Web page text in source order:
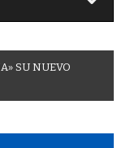
A» SU NUEVO